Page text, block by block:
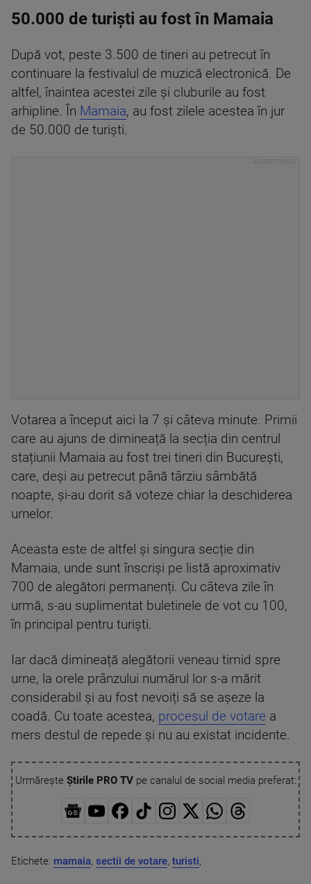
50.000 de turiști au fost în Mamaia
După vot, peste 3.500 de tineri au petrecut în
continuare la festivalul de muzică electronică. De
altfel, înaintea acestei zile și cluburile au fost
arhipline. În Mamaia, au fost zilele acestea în jur
de 50.000 de turiști.
Votarea a început aici la 7 și câteva minute. Primii
care au ajuns de dimineață la secția din centrul
stațiunii Mamaia au fost trei tineri din București,
care, deși au petrecut până târziu sâmbătă
noapte, și-au dorit să voteze chiar la deschiderea
urnelor.
Aceasta este de altfel și singura secție din
Mamaia, unde sunt înscriși pe listă aproximativ
700 de alegători permanenți. Cu câteva zile în
urmă, s-au suplimentat buletinele de vot cu 100,
în principal pentru turiști.
Iar dacă dimineață alegătorii veneau timid spre
urne, la orele prânzului numărul lor s-a mărit
considerabil și au fost nevoiți să se așeze la
coadă. Cu toate acestea, procesul de votare a
mers destul de repede și nu au existat incidente.
Urmărește Știrile PRO TVpe canalul de social media preferat:
Etichete: mamaia, sectii de votare, turisti,